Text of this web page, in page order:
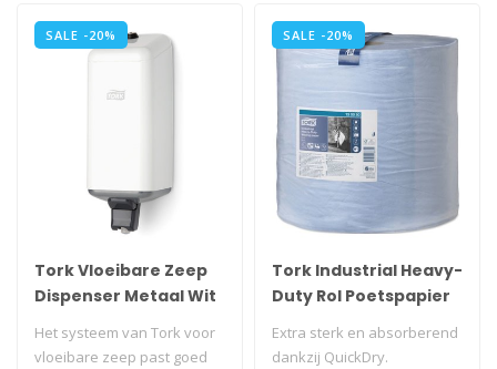
SALE -20%
Tork Vloeibare Zeep
Dispenser Metaal Wit
Het systeem van Tork voor
vloeibare zeep past goed
SALE -20%
Tork Industrial Heavy-
Duty Rol Poetspapier
Extra sterk en absorberend
dankzij QuickDry.